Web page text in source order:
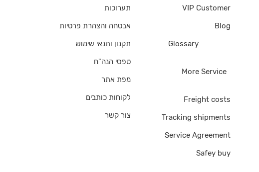
תערוכות
אבטחה והצהרת פרטיות
תקנון ותנאי שימוש
טפסי הנה"ח
מפת אתר
לקוחות כותבים
צור קשר
VIP Customer
Blog
Glossary
More Service
Freight costs
Tracking shipments
Service Agreement
Safey buy